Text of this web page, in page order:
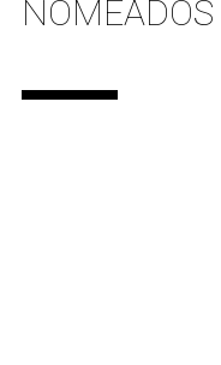
NOMEADOS